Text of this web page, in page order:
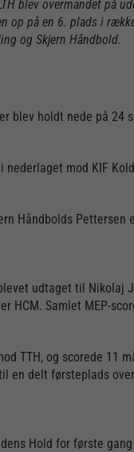
blev overmandet på
op på en 6. plads i
og Skjern Håndbold.
blev holdt nede på 24
mod KIF
Håndbolds Pettersen
udtaget til Nikolaj
HCM. Samlet MEP-
TTH, og scorede 11
en delt førsteplads
Hold for første